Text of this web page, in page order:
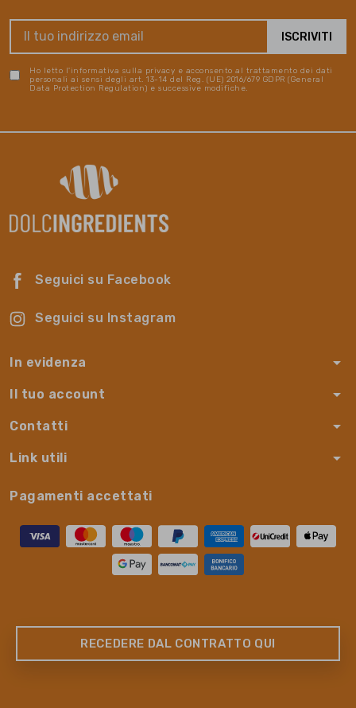
Ho letto l'informativa sulla privacy e acconsento al trattamento dei dati
personali ai sensi degli art. 13-14 del Reg. (UE) 2016/679 GDPR (General
Data Protection Regulation) e successive modifiche.
Seguici su Facebook
Seguici su Instagram
In evidenza arrow_drop_down
Il tuo account arrow_drop_down
Contatti arrow_drop_down
Link utili arrow_drop_down
Pagamenti accettati
RECEDERE DAL CONTRATTO QUI